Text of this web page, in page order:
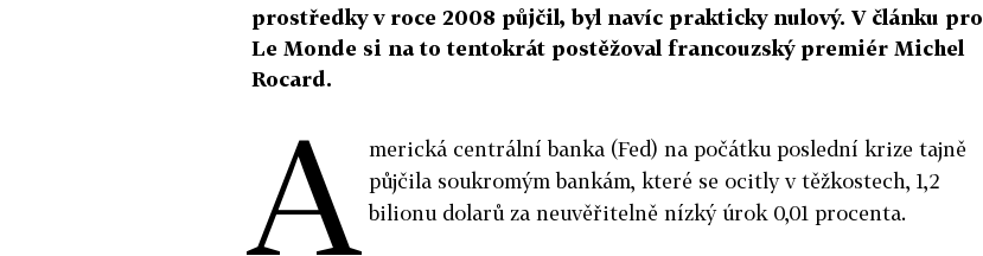
prostředky v roce 2008 půjčil, byl navíc prakticky nulový. V článku pro
Le Monde si na to tentokrát postěžoval francouzský premiér Michel
Rocard.
A merická centrální banka (Fed) na počátku poslední krize tajně
půjčila soukromým bankám, které se ocitly v těžkostech, 1,2
bilionu dolarů za neuvěřitelně nízký úrok 0,01 procenta.